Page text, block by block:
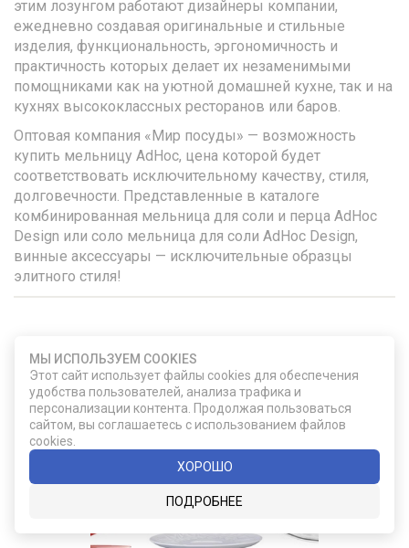
этим лозунгом работают дизайнеры компании,
ежедневно создавая оригинальные и стильные
изделия, функциональность, эргономичность и
практичность которых делает их незаменимыми
помощниками как на уютной домашней кухне, так и на
кухнях высококлассных ресторанов или баров.
Оптовая компания «Мир посуды» — возможность
купить мельницу AdHoc, цена которой будет
соответствовать исключительному качеству, стиля,
долговечности. Представленные в каталоге
комбинированная мельница для соли и перца AdHoc
Design или соло мельница для соли AdHoc Design,
винные аксессуары — исключительные образцы
элитного стиля!
УДАЧНЫЙ ВЫБОР
МЫ ИСПОЛЬЗУЕМ COOKIES
Этот сайт использует файлы cookies для обеспечения
удобства пользователей, анализа трафика и
персонализации контента. Продолжая пользоваться
сайтом, вы соглашаетесь с использованием файлов
cookies.
ХОРОШО
ПОДРОБНЕЕ